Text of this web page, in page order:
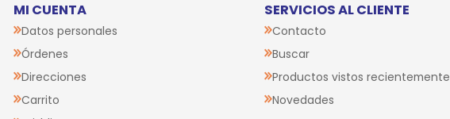
MI CUENTA
Datos personales
Órdenes
Direcciones
Carrito
SERVICIOS AL CLIENTE
Contacto
Buscar
Productos vistos recientemente
Novedades